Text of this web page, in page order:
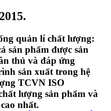
quản lí chất lượng:
sản phẩm được sản
thủ và đáp ứng
sản xuất trong hệ
TCVN ISO
lượng sản phẩm và
nhất.